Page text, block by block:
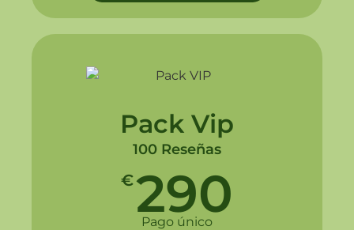
Pack Vip
100 Reseñas
€290
Pago único